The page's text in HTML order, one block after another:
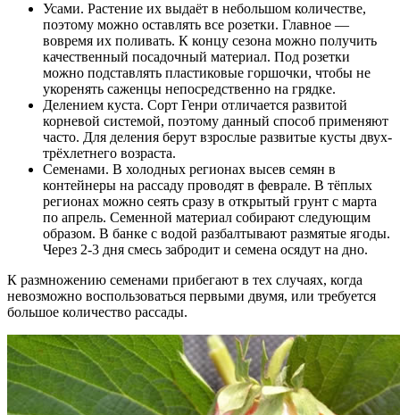
Усами. Растение их выдаёт в небольшом количестве,
поэтому можно оставлять все розетки. Главное —
вовремя их поливать. К концу сезона можно получить
качественный посадочный материал. Под розетки
можно подставлять пластиковые горшочки, чтобы не
укоренять саженцы непосредственно на грядке.
Делением куста. Сорт Генри отличается развитой
корневой системой, поэтому данный способ применяют
часто. Для деления берут взрослые развитые кусты двух-
трёхлетнего возраста.
Семенами. В холодных регионах высев семян в
контейнеры на рассаду проводят в феврале. В тёплых
регионах можно сеять сразу в открытый грунт с марта
по апрель. Семенной материал собирают следующим
образом. В банке с водой разбалтывают размятые ягоды.
Через 2-3 дня смесь забродит и семена осядут на дно.
К размножению семенами прибегают в тех случаях, когда
невозможно воспользоваться первыми двумя, или требуется
большое количество рассады.